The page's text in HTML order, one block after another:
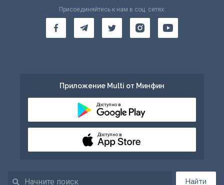
Найти
Присоединяйтесь к нам в соц. сетях:
Приложение Multi от Минфин
Доступно в
Доступно в